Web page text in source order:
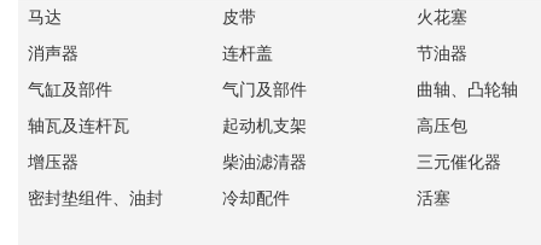
马达 皮带
火花塞
消声器
连杆盖
节油器
气缸及部件
气门及部件
曲轴、凸轮轴
轴瓦及连杆瓦
起动机支架
高压包
增压器
柴油滤清器
三元催化器
密封垫组件、油封
冷却配件 活塞